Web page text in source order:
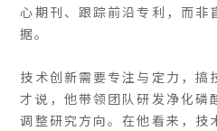
心期刊、跟踪前沿专利，而非
据。
技术创新需要专注与定力，搞
才说，他带领团队研发净化磷
调整研究方向。在他看来，技